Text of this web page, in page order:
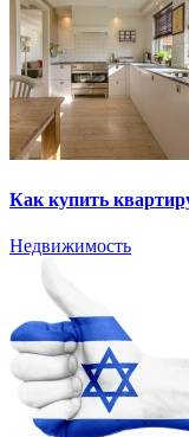
Как купить
Недвижимость